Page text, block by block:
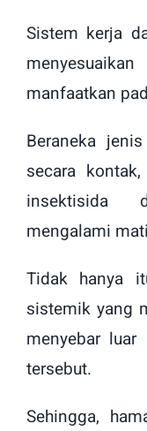
Sistem kerja
manfaatkan
Beraneka
secara
insektisida
mengalami
Tidak hanya
sistemik yang
menyebar
tersebut.
Sehingga,